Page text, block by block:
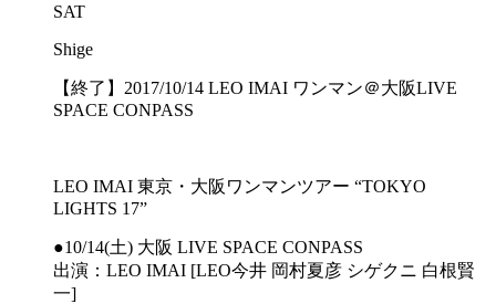
SAT
Shige
【終了】2017/10/14 LEO IMAI ワンマン＠大阪LIVE
SPACE CONPASS
LEO IMAI 東京・大阪ワンマンツアー “TOKYO
LIGHTS 17”
●10/14(土) 大阪 LIVE SPACE CONPASS
出演：LEO IMAI [LEO今井 岡村夏彦 シゲクニ 白根賢
一]